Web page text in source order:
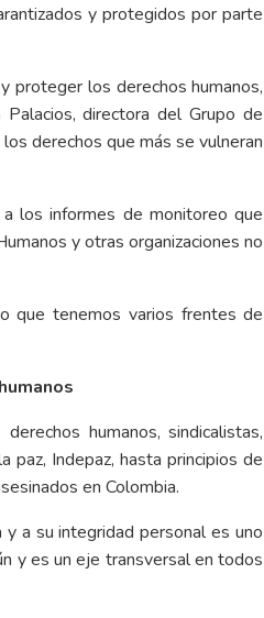
y protegidos por parte
proteger los derechos humanos,
directora del Grupo de
derechos que más se vulneran
los informes de monitoreo que
y otras organizaciones no
que tenemos varios frentes de
humanos, sindicalistas,
Indepaz, hasta principios de
en Colombia.
a su integridad personal es uno
y es un eje transversal en todos